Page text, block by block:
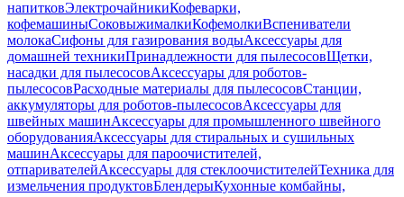
напитковЭлектрочайникиКофеварки,
кофемашиныСоковыжималкиКофемолкиВспениватели
молокаСифоны для газирования водыАксессуары для
домашней техникиПринадлежности для пылесосовЩетки,
насадки для пылесосовАксессуары для роботов-
пылесосовРасходные материалы для пылесосовСтанции,
аккумуляторы для роботов-пылесосовАксессуары для
швейных машинАксессуары для промышленного швейного
оборудованияАксессуары для стиральных и сушильных
машинАксессуары для пароочистителей,
отпаривателейАксессуары для стеклоочистителейТехника для
измельчения продуктовБлендерыКухонные комбайны,